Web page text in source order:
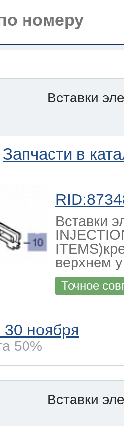
Вставки
Запчасти в
Вставки
верхнем
Точное
30 ноября
50%
Вставки